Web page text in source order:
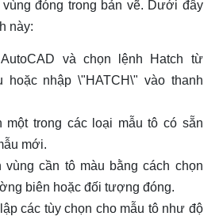
vùng đóng trong bản vẽ. Dưới đây
này:
và chọn lệnh Hatch từ
hoặc nhập \"HATCH\" vào thanh
một trong các loại mẫu tô có sẵn
mới.
vùng cần tô màu bằng cách chọn
biên hoặc đối tượng đóng.
các tùy chọn cho mẫu tô như độ